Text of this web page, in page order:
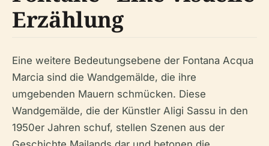
Erzählung
Eine weitere Bedeutungsebene der Fontana Acqua
Marcia sind die Wandgemälde, die ihre
umgebenden Mauern schmücken. Diese
Wandgemälde, die der Künstler Aligi Sassu in den
1950er Jahren schuf, stellen Szenen aus der